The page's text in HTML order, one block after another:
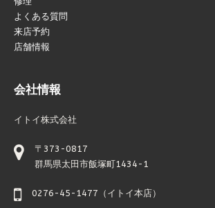
よくある質問
来店予約
店舗情報
会社情報
イトイ株式会社
〒373-0817
群馬県太田市飯塚町1434-1
0276-45-1477（イトイ本店）